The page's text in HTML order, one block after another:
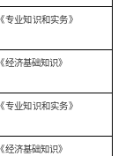
《专业知识和实务》
《经济基础知识》
《专业知识和实务》
《经济基础知识》